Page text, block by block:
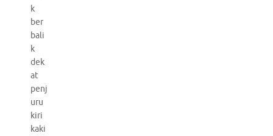
k
ber
bali
k
dek
at
penj
uru
kiri
kaki